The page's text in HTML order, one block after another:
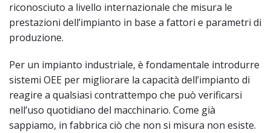
riconosciuto a livello internazionale che misura le
prestazioni dell’impianto in base a fattori e parametri di
produzione.
Per un impianto industriale, è fondamentale introdurre
sistemi OEE per migliorare la capacità dell’impianto di
reagire a qualsiasi contrattempo che può verificarsi
nell’uso quotidiano del macchinario. Come già
sappiamo, in fabbrica ciò che non si misura non esiste.